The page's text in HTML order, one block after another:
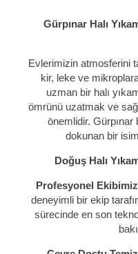
Gürpınar Halı
Evlerimizin atmosferini
kir, leke ve
uzman bir halı
ömrünü uzatmak ve
önemlidir. Gürpınar
dokunan bir
Doğuş Halı
Profesyonel
deneyimli bir ekip
sürecinde en son